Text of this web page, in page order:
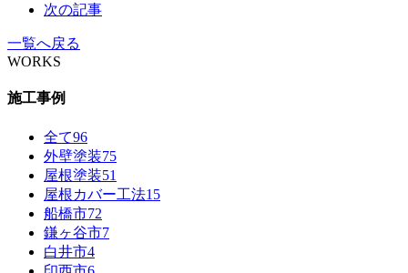
次の記事
一覧へ戻る
WORKS
施工事例
全て96
外壁塗装75
屋根塗装51
屋根カバー工法15
船橋市72
鎌ヶ谷市7
白井市4